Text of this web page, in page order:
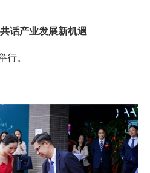
话产业发展新机遇
行。